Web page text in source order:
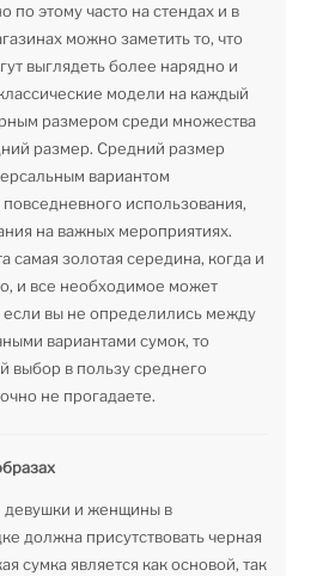
по этому часто на стендах и в
можно заметить то, что
выглядеть более нарядно и
модели на каждый
размером среди множества
размер. Средний размер
вариантом
использования,
на важных мероприятиях.
самая золотая середина, когда и
и все необходимое может
если вы не определились между
вариантами сумок, то
выбор в пользу среднего
не прогадаете.
девушки и женщины в
должна присутствовать черная
сумка является как основой, так